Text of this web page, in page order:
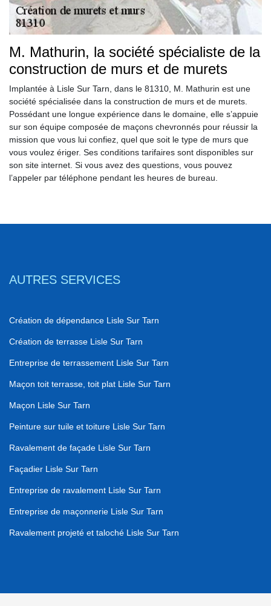
M. Mathurin, la société spécialiste de la
construction de murs et de murets
Implantée à Lisle Sur Tarn, dans le 81310, M. Mathurin est une
société spécialisée dans la construction de murs et de murets.
Possédant une longue expérience dans le domaine, elle s’appuie
sur son équipe composée de maçons chevronnés pour réussir la
mission que vous lui confiez, quel que soit le type de murs que
vous voulez ériger. Ses conditions tarifaires sont disponibles sur
son site internet. Si vous avez des questions, vous pouvez
l’appeler par téléphone pendant les heures de bureau.
AUTRES SERVICES
Création de dépendance Lisle Sur Tarn
Création de terrasse Lisle Sur Tarn
Entreprise de terrassement Lisle Sur Tarn
Maçon toit terrasse, toit plat Lisle Sur Tarn
Maçon Lisle Sur Tarn
Peinture sur tuile et toiture Lisle Sur Tarn
Ravalement de façade Lisle Sur Tarn
Façadier Lisle Sur Tarn
Entreprise de ravalement Lisle Sur Tarn
Entreprise de maçonnerie Lisle Sur Tarn
Ravalement projeté et taloché Lisle Sur Tarn